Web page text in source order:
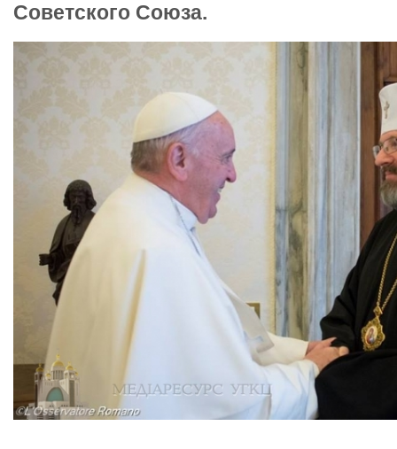
Советского Союза.